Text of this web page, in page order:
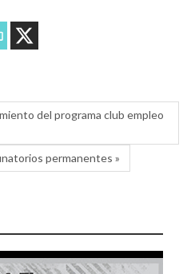
del programa club empleo
permanentes »